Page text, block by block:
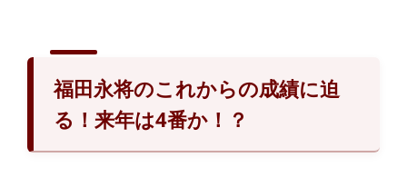
福田永将のこれからの成績に迫
る！来年は4番か！？